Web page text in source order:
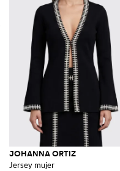
JOHANNA ORTIZ
Jersey mujer